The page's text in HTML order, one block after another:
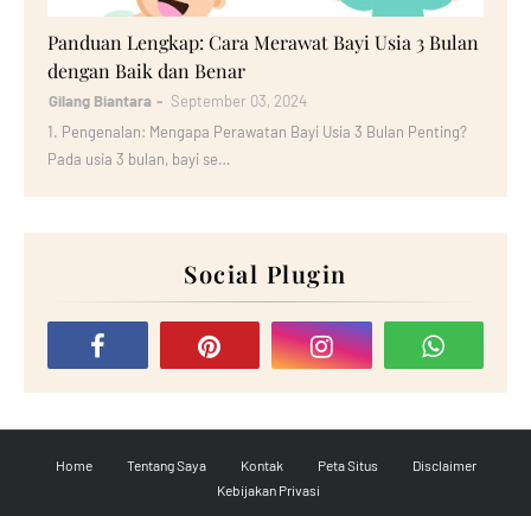
Panduan Lengkap: Cara Merawat Bayi Usia 3 Bulan
dengan Baik dan Benar
Gilang Biantara
September 03, 2024
1. Pengenalan: Mengapa Perawatan Bayi Usia 3 Bulan Penting?
Pada usia 3 bulan, bayi se…
Social Plugin
Home Tentang Saya Kontak Peta Situs
Disclaimer
Kebijakan Privasi